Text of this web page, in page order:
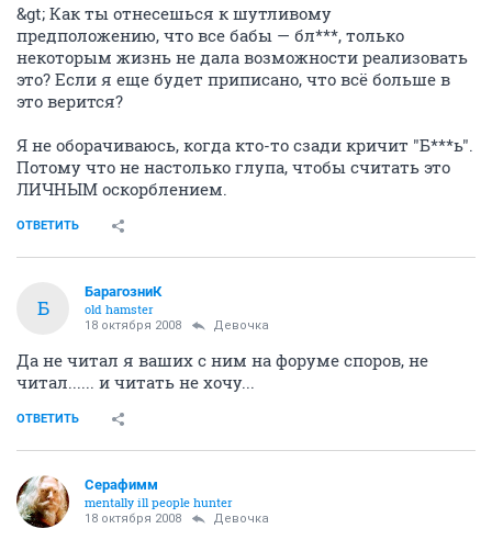
&gt; Как ты отнесешься к шутливому
предположению, что все бабы — бл***, только
некоторым жизнь не дала возможности реализовать
это? Если я еще будет приписано, что всё больше в
это верится?
Я не оборачиваюсь, когда кто-то сзади кричит "Б***ь".
Потому что не настолько глупа, чтобы считать это
ЛИЧНЫМ оскорблением.
ОТВЕТИТЬ
Б
БарагозниК
old hamster
18 октября 2008 Девочка
Да не читал я ваших с ним на форуме споров, не
читал...... и читать не хочу...
ОТВЕТИТЬ
Серафимм
mentally ill people hunter
18 октября 2008 Девочка